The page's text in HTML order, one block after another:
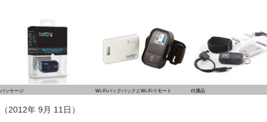
パッケージ Wi-FiバックパックとWi-Fiリモート 付属品
（2012年 9月 11日）